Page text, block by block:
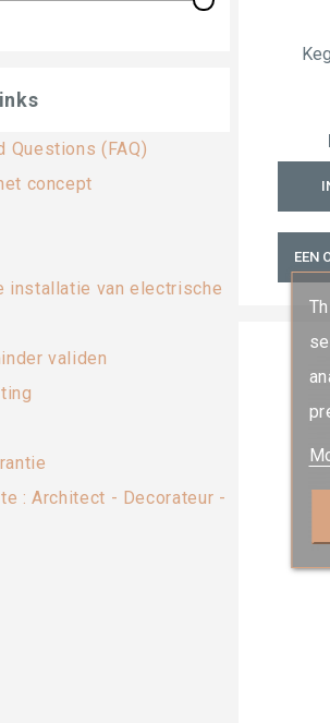
Questions (FAQ)
concept
installatie van electrische
validen
: Architect - Decorateur -
EEN